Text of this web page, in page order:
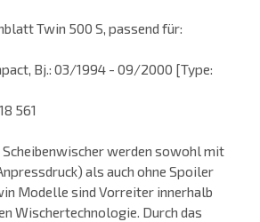
Twin 500 S, passend für:
Bj.: 03/1994 - 09/2000 [Type:
561
werden sowohl mit
als auch ohne Spoiler
Modelle sind Vorreiter innerhalb
Wischertechnologie. Durch das